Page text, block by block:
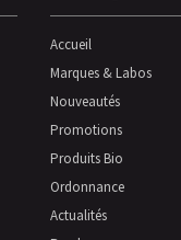
Accueil
Marques & Labos
Nouveautés
Promotions
Produits Bio
Ordonnance
Actualités